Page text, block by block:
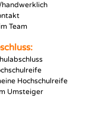
handwerklich
Team
Hochschulreife
Umsteiger